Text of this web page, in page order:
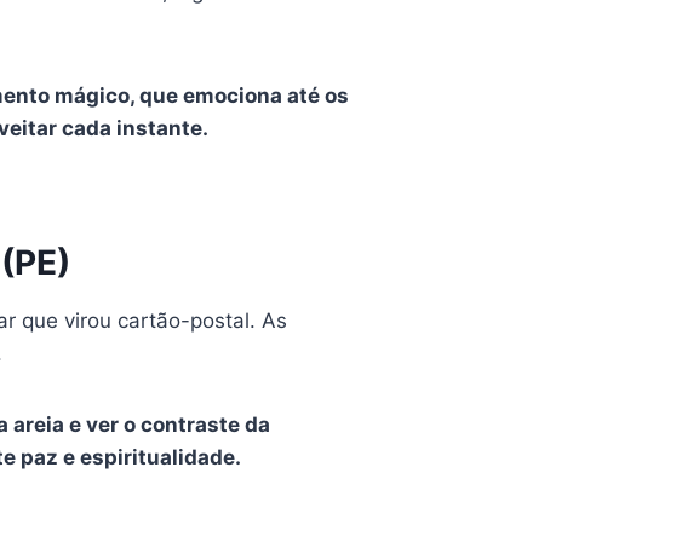
mágico, que emociona até os
cada instante.
que virou cartão-postal. As
areia e ver o contraste da
paz e espiritualidade.